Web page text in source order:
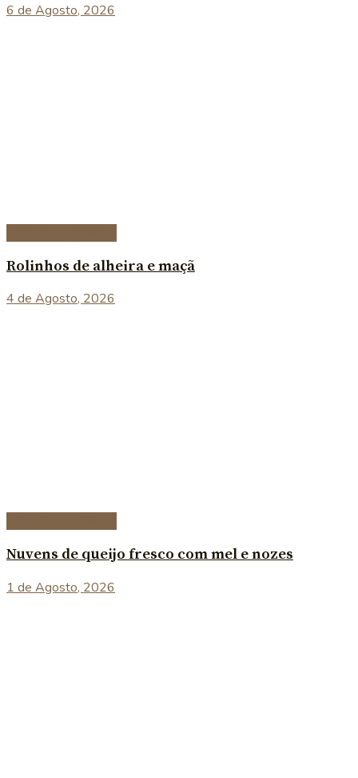
6 de Agosto, 2026
Rolinhos de alheira e maçã
4 de Agosto, 2026
Nuvens de queijo fresco com mel e nozes
1 de Agosto, 2026